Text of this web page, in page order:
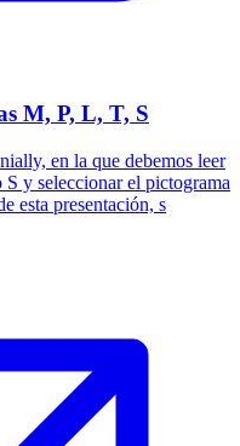
M, P, L, T, S
en la que debemos leer
y seleccionar el pictograma
esta presentación, s